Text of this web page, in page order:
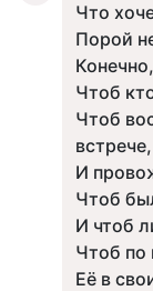
Что
Порой
Чтоб
Чтоб
встрече,
И
Чтоб
И чтоб
Чтоб по
Её в